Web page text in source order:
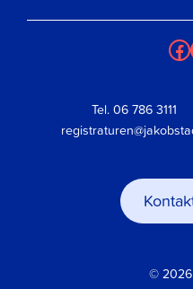
Tel. 06 786 3111
©